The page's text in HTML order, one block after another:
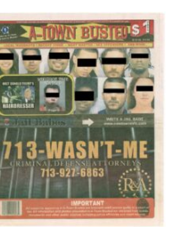
A-TOWN BUSTED –
8/15/16–9/1/16